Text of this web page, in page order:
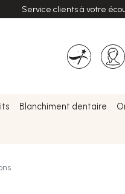
Service clients à votre
Blanchiment dentaire